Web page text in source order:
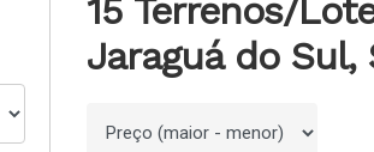
15 Terrenos/
Jaraguá do Sul,
Ordenar por